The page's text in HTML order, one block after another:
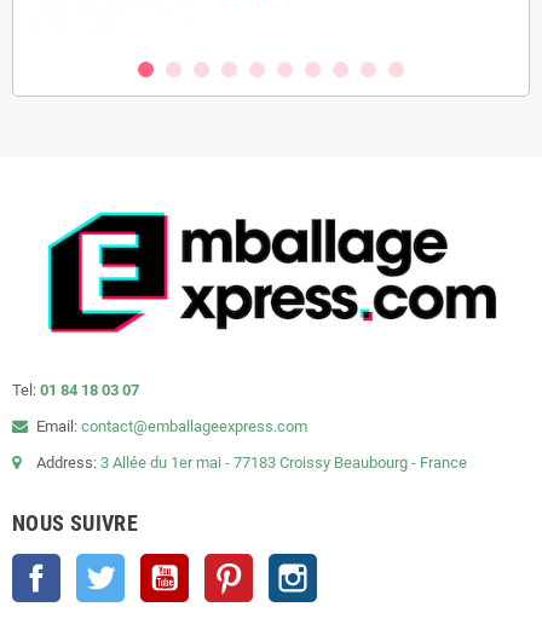
Tel: 01 84 18 03 07
Email: contact@emballageexpress.com
Address: 3 Allée du 1er mai - 77183 Croissy Beaubourg - France
NOUS SUIVRE
Facebook Twitter YouTube Pinterest